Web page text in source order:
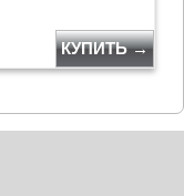
КУПИТЬ →